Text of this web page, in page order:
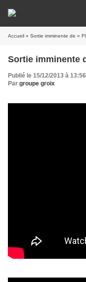
Accueil » Sortie imminente de «
Sortie imminente
Publié le 15/12/2013 à 13:56
Par groupe groix